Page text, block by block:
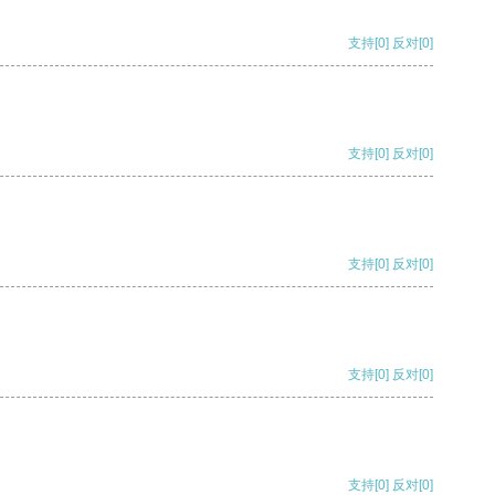
支持[0] 反对[0]
支持[0] 反对[0]
支持[0] 反对[0]
支持[0] 反对[0]
支持[0] 反对[0]